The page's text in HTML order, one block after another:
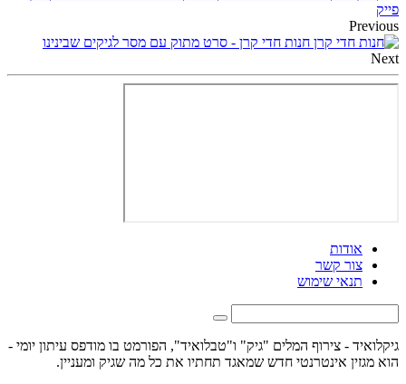
פייק
Previous
חנות חדי קרן - סרט מתוק עם מסר לגיקים שבינינו
Next
אודות
צור קשר
תנאי שימוש
גיקלואיד - צירוף המלים "גיק" ו"טבלואיד", הפורמט בו מודפס עיתון יומי -
הוא מגזין אינטרנטי חדש שמאגד תחתיו את כל מה שגיק ומעניין.